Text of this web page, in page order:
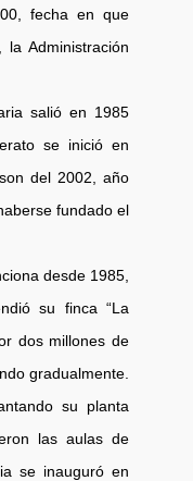
fecha en que
Administración
salió en 1985
se inició en
del 2002, año
fundado el
desde 1985,
su finca “La
dos millones de
gradualmente.
su planta
las aulas de
se inauguró en